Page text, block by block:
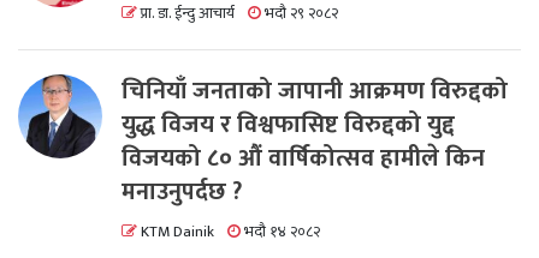
प्रा. डा. ईन्दु आचार्य भदौ २९ २०८२
चिनियाँ जनताको जापानी आक्रमण विरुद्दको
युद्ध विजय र विश्वफासिष्ट विरुद्दको युद्द
विजयको ८० औं वार्षिकोत्सव हामीले किन
मनाउनुपर्दछ ?
KTM Dainik भदौ १४ २०८२